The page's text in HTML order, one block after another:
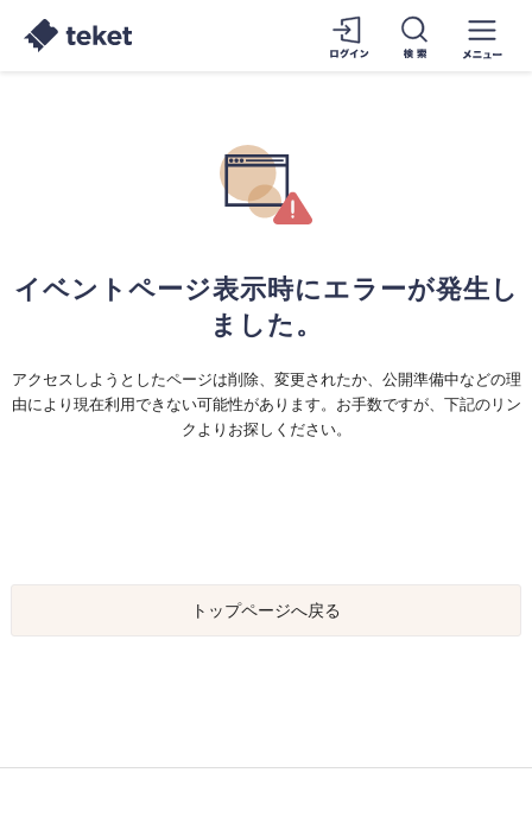
イベントページ表示時にエラーが発生し
ました。
アクセスしようとしたページは削除、変更されたか、公開準備中などの理
由により現在利用できない可能性があります。お手数ですが、下記のリン
クよりお探しください。
トップページへ戻る